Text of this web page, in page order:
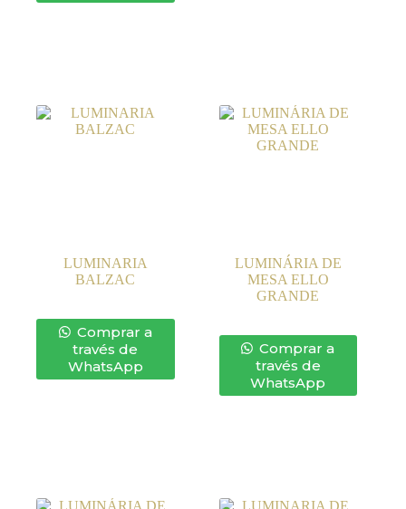
LUMINARIA
BALZAC
Comprar a
través de
WhatsApp
LUMINÁRIA DE
MESA ELLO
GRANDE
Comprar a
través de
WhatsApp